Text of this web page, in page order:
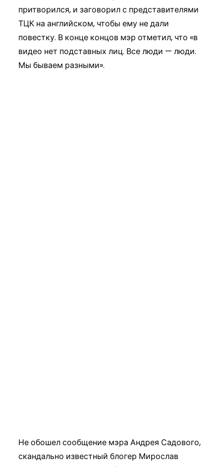
притворился, и заговорил с представителями
ТЦК на английском, чтобы ему не дали
повестку. В конце концов мэр отметил, что «в
видео нет подставных лиц. Все люди — люди.
Мы бываем разными».
Не обошел сообщение мэра Андрея Садового,
скандально известный блогер Мирослав